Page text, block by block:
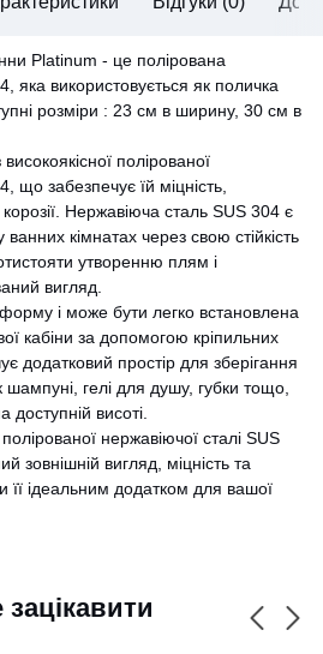
Platinum - це полірована
яка використовується як поличка
розміри : 23 см в ширину, 30 см в
полірованої
що забезпечує їй міцність,
корозії. Нержавіюча сталь SUS 304 є
кімнатах через свою стійкість
утворенню плям і
вигляд.
і може бути легко встановлена
кабіни за допомогою кріпильних
додатковий простір для зберігання
шампуні, гелі для душу, губки тощо,
висоті.
нержавіючої сталі SUS
зовнішній вигляд, міцність та
її ідеальним додатком для вашої